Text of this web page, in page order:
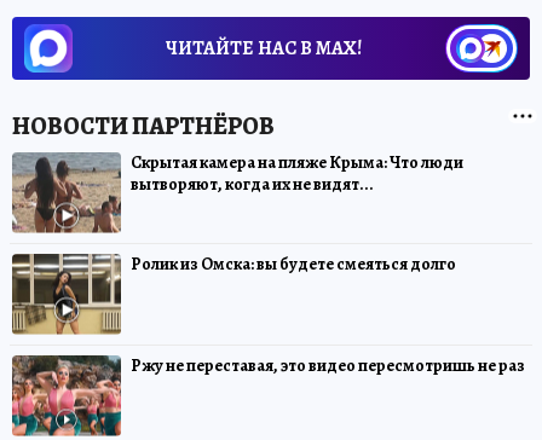
ЧИТАЙТЕ НАС В МАХ!
Скрытая камера на пляже Крыма: Что люди
вытворяют, когда их не видят...
Ролик из Омска: вы будете смеяться долго
Ржу не переставая, это видео пересмотришь не раз